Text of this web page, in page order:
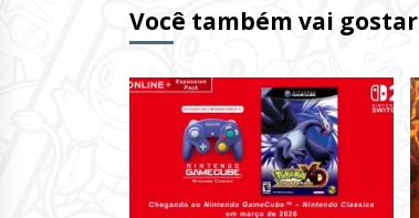
Você também vai gostar